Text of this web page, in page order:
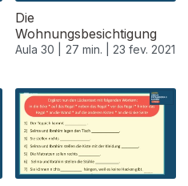
Die
Wohnungsbesichtigung
Aula 30 | 27 min. | 23 fev. 2021